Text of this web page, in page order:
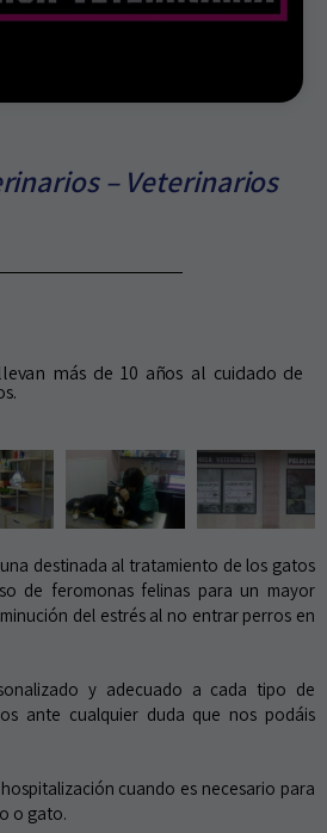
– Veterinarios
más de 10 años al cuidado de
destinada al tratamiento de los gatos
de feromonas felinas para un mayor
del estrés al no entrar perros en
y adecuado a cada tipo de
ante cualquier duda que nos podáis
cuando es necesario para
o gato.